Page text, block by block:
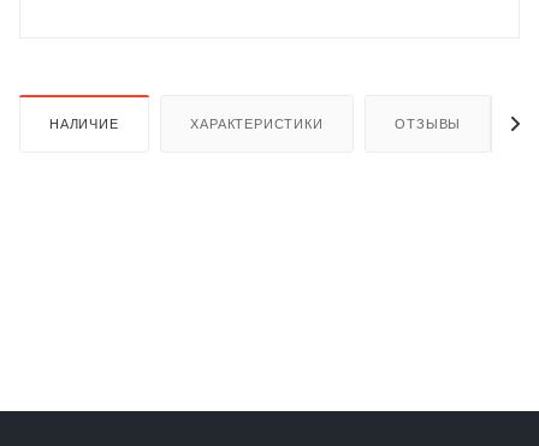
НАЛИЧИЕ ХАРАКТЕРИСТИКИ ОТЗЫВЫ